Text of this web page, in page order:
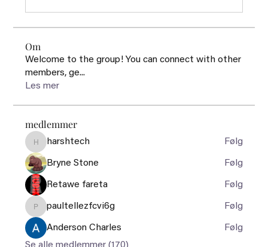
Om
Welcome to the group! You can connect with other
members, ge...
Les mer
medlemmer
harshtech
harshtech Følg
Bryne Stone Følg
Retawe fareta Følg
paultellezfcvi6g
paultellezfcvi6g Følg
Anderson Charles
Følg